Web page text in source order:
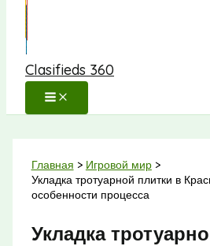
Clasifieds 360
Главная
Игровой мир
Укладка тротуарной плитки в
особенности процесса
Укладка